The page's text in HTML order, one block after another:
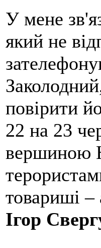
У мене
який не
повірити
22 на 23
вершиною
товариші –
Ігор